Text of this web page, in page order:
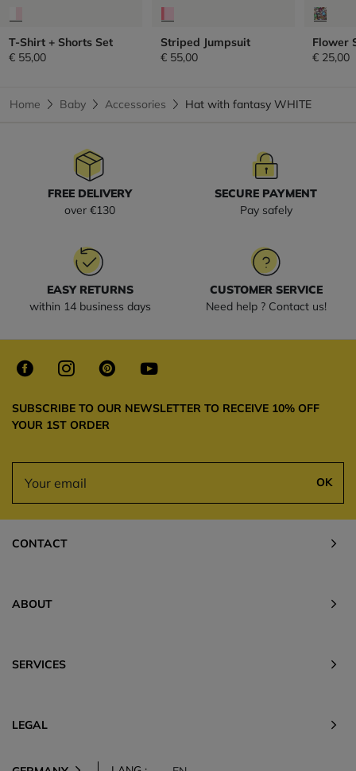
T-Shirt + Shorts Set
€ 55,00
Striped Jumpsuit
€ 55,00
Flower
€ 25,00
Home Baby Accessories Hat with fantasy WHITE
FREE DELIVERY
over €130
SECURE PAYMENT
Pay safely
EASY RETURNS
within 14 business days
CUSTOMER SERVICE
Need help ? Contact us!
SUBSCRIBE TO OUR NEWSLETTER TO RECEIVE 10% OFF
YOUR 1ST ORDER
OK
CONTACT
ABOUT
SERVICES
LEGAL